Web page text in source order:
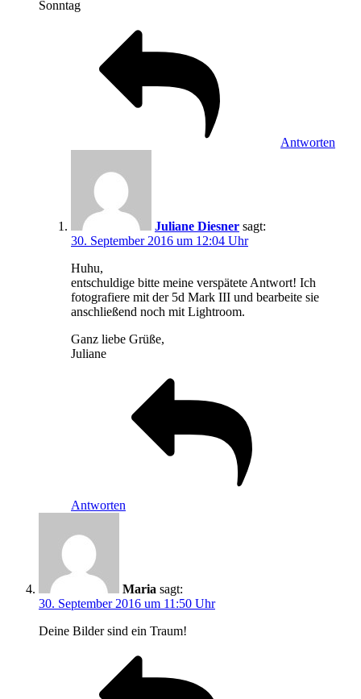
Sonntag
Antworten
Juliane Diesner sagt:
30. September 2016 um 12:04 Uhr
Huhu,
entschuldige bitte meine verspätete Antwort! Ich
fotografiere mit der 5d Mark III und bearbeite sie
anschließend noch mit Lightroom.
Ganz liebe Grüße,
Juliane
Antworten
Maria sagt:
30. September 2016 um 11:50 Uhr
Deine Bilder sind ein Traum!